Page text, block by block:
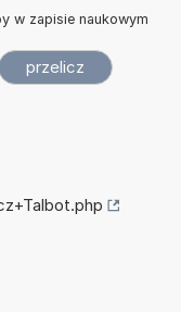
w zapisie naukowym